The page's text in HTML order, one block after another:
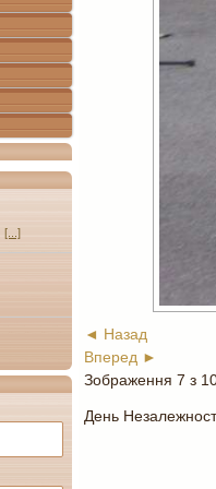
[...]
◄ Назад
Вперед ►
Зображення 7 з
День